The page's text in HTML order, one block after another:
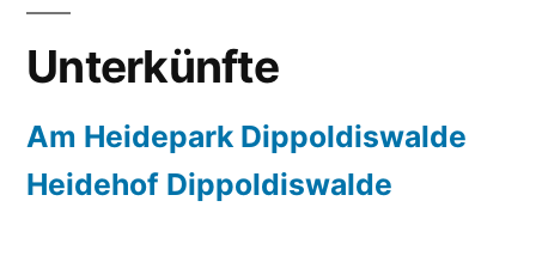
Unterkünfte
Am Heidepark Dippoldiswalde
Heidehof Dippoldiswalde